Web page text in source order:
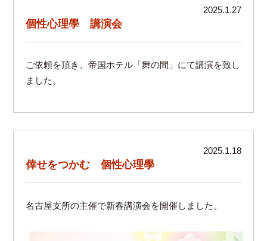
2025.1.27
個性心理學 講演会
ご依頼を頂き、帝国ホテル「舞の間」にて講演を致し
ました。
2025.1.18
倖せをつかむ 個性心理學
名古屋支所の主催で新春講演会を開催しました。